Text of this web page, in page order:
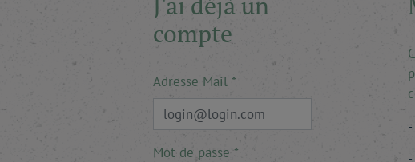
compte
Adresse Mail
Mot de passe